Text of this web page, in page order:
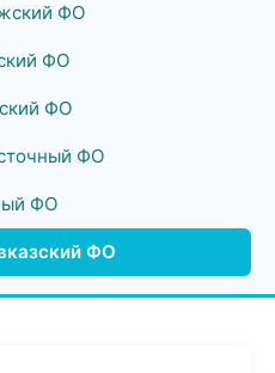
ФО
ФО
ФО
ФО
ФО
ФО